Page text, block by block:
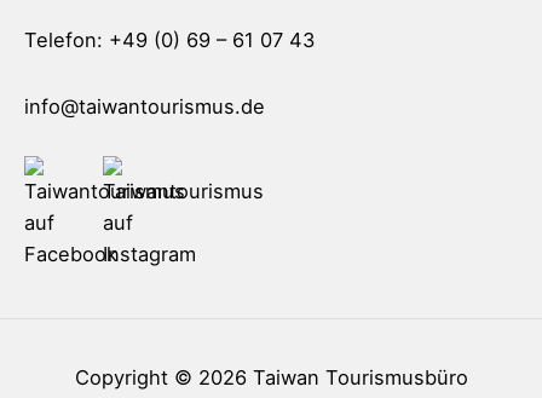
Telefon: +49 (0) 69 – 61 07 43
info@taiwantourismus.de
Copyright © 2026 Taiwan Tourismusbüro